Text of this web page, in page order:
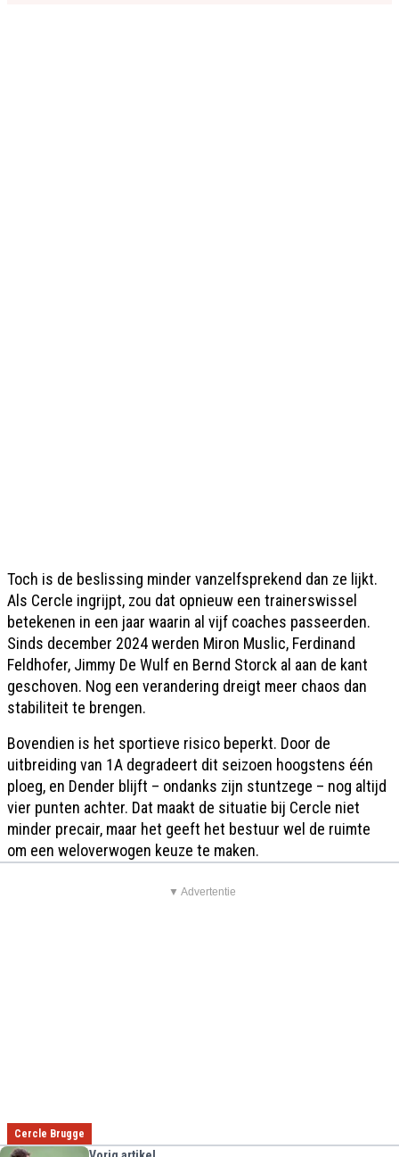
Toch is de beslissing minder vanzelfsprekend dan ze lijkt.
Als Cercle ingrijpt, zou dat opnieuw een trainerswissel
betekenen in een jaar waarin al vijf coaches passeerden.
Sinds december 2024 werden Miron Muslic, Ferdinand
Feldhofer, Jimmy De Wulf en Bernd Storck al aan de kant
geschoven. Nog een verandering dreigt meer chaos dan
stabiliteit te brengen.
Bovendien is het sportieve risico beperkt. Door de
uitbreiding van 1A degradeert dit seizoen hoogstens één
ploeg, en Dender blijft – ondanks zijn stuntzege – nog altijd
vier punten achter. Dat maakt de situatie bij Cercle niet
minder precair, maar het geeft het bestuur wel de ruimte
om een weloverwogen keuze te maken.
▼ Advertentie
Cercle Brugge